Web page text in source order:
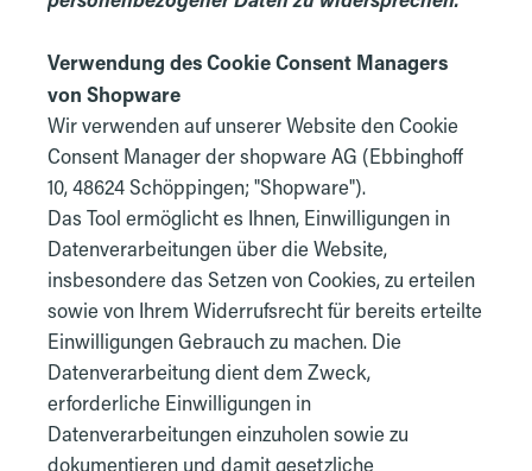
Verwendung des Cookie Consent Managers
von Shopware
Wir verwenden auf unserer Website den Cookie
Consent Manager der shopware AG (Ebbinghoff
10, 48624 Schöppingen; "Shopware").
Das Tool ermöglicht es Ihnen, Einwilligungen in
Datenverarbeitungen über die Website,
insbesondere das Setzen von Cookies, zu erteilen
sowie von Ihrem Widerrufsrecht für bereits erteilte
Einwilligungen Gebrauch zu machen. Die
Datenverarbeitung dient dem Zweck,
erforderliche Einwilligungen in
Datenverarbeitungen einzuholen sowie zu
dokumentieren und damit gesetzliche